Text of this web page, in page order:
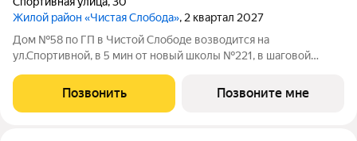
Жилой район «Чистая Слобода», 2 квартал 2027
Дом №58 по ГП в Чистой Слободе возводится на
ул.Спортивной, в 5 мин от новый школы №221, в шаговой
блок-секции. Сдача объекта - с отделкой под ключ. Для
удобства и безопасности жителей в
Позвонить Позвоните мне